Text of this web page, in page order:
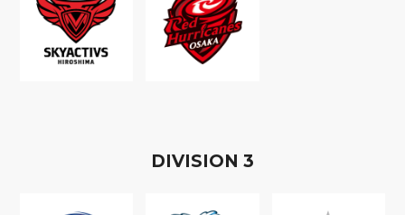
DIVISION 3